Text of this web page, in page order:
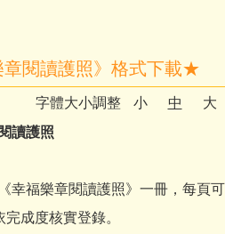
章閱讀護照》格式下載★
字體大小調整 小 中
大
讀護照
幸福樂章閱讀護照》一冊，每頁可
成度核實登錄。